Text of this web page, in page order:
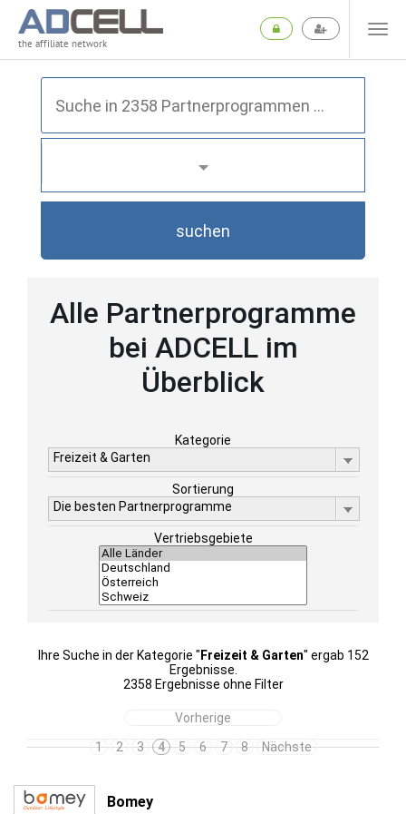
the affiliate network
suchen
Alle Partnerprogramme
bei ADCELL im
Überblick
Kategorie
Freizeit & Garten
Sortierung
Die besten Partnerprogramme
Vertriebsgebiete
Ihre Suche in der Kategorie " Freizeit & Garten" ergab 152
Ergebnisse.
2358 Ergebnisse ohne Filter
Vorherige
1
2 3 4 5 6 7 8 Nächste
Bomey